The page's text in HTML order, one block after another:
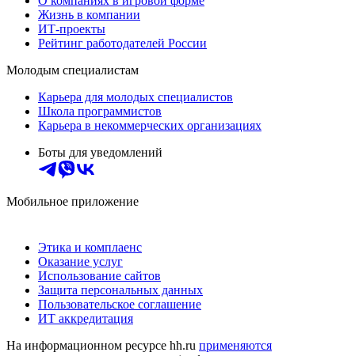
Жизнь в компании
ИТ-проекты
Рейтинг работодателей России
Молодым специалистам
Карьера для молодых специалистов
Школа программистов
Карьера в некоммерческих организациях
Боты для уведомлений
Мобильное приложение
Этика и комплаенс
Оказание услуг
Использование сайтов
Защита персональных данных
Пользовательское соглашение
ИТ аккредитация
На информационном ресурсе hh.ru применяются